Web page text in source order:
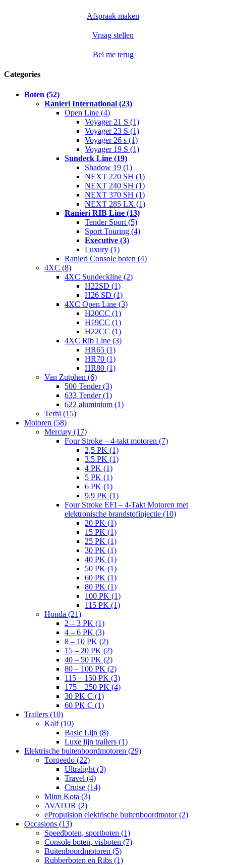
Afspraak maken
Vraag stellen
Bel me terug
Categories
Boten (52)
Ranieri International (23)
Open Line (4)
Voyager 21 S (1)
Voyager 23 S (1)
Voyager 26 s (1)
Voyager 19 S (1)
Sundeck Line (19)
Shadow 19 (1)
NEXT 220 SH (1)
NEXT 240 SH (1)
NEXT 370 SH (1)
NEXT 285 LX (1)
Ranieri RIB Line (13)
Tender Sport (5)
Sport Touring (4)
Executive (3)
Luxury (1)
Ranieri Console boten (4)
4XC (8)
4XC Sundeckline (2)
H22SD (1)
H26 SD (1)
4XC Open Line (3)
H20CC (1)
H19CC (1)
H22CC (1)
4XC Rib Line (3)
HR65 (1)
HR70 (1)
HR80 (1)
Van Zutphen (6)
500 Tender (3)
633 Tender (1)
622 aluminium (1)
Terhi (15)
Motoren (58)
Mercury (17)
Four Stroke – 4-takt motoren (7)
2,5 PK (1)
3.5 PK (1)
4 PK (1)
5 PK (1)
6 PK (1)
9,9 PK (1)
Four Stroke EFI – 4-Takt Motoren met
elektronische brandstofinjectie (10)
20 PK (1)
15 PK (1)
25 PK (1)
30 PK (1)
40 PK (1)
50 PK (1)
60 PK (1)
80 PK (1)
100 PK (1)
115 PK (1)
Honda (21)
2 – 3 PK (1)
4 – 6 PK (3)
8 – 10 PK (2)
15 – 20 PK (2)
40 – 50 PK (2)
80 – 100 PK (2)
115 – 150 PK (3)
175 – 250 PK (4)
30 PK C (1)
60 PK C (1)
Trailers (10)
Kalf (10)
Basic Lijn (8)
Luxe lijn trailers (1)
Elektrische buitenboordmotoren (29)
Torqeedo (22)
Ultralight (3)
Travel (4)
Cruise (14)
Minn Kota (3)
AVATOR (2)
ePropulsion elektrische buitenboordmotor (2)
Occasions (13)
Speedboten, sportboten (1)
Console boten, visboten (7)
Buitenboordmotoren (5)
Rubberboten en Ribs (1)